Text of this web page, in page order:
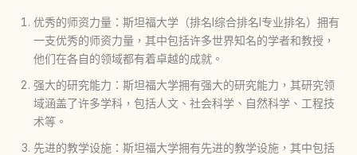
优秀的师资力量：斯坦福大学（排名I综合排名I专业排名）拥有
一支优秀的师资力量，其中包括许多世界知名的学者和教授，
他们在各自的领域都有着卓越的成就。
强大的研究能力：斯坦福大学拥有强大的研究能力，其研究领
域涵盖了许多学科，包括人文、社会科学、自然科学、工程技
术等。
先进的教学设施：斯坦福大学拥有先进的教学设施，其中包括